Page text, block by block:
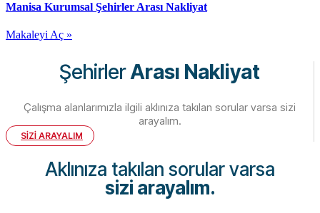
Manisa Kurumsal Şehirler Arası Nakliyat
Makaleyi Aç »
ŞehirlerArası Nakliyat
Çalışma alanlarımızla ilgili aklınıza takılan sorular varsa sizi
arayalım.
SİZİ ARAYALIM
Aklınıza takılan sorular varsa
sizi arayalım.